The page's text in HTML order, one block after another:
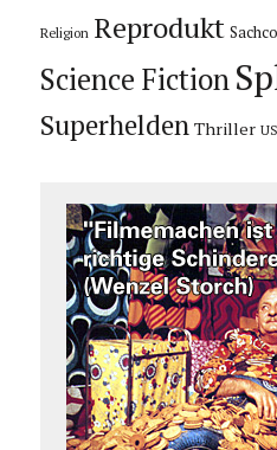
Religion Reprodukt
Science Fiction
Superhelden Thriller